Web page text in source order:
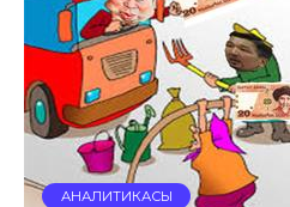
АНАЛИТИКАСЫ